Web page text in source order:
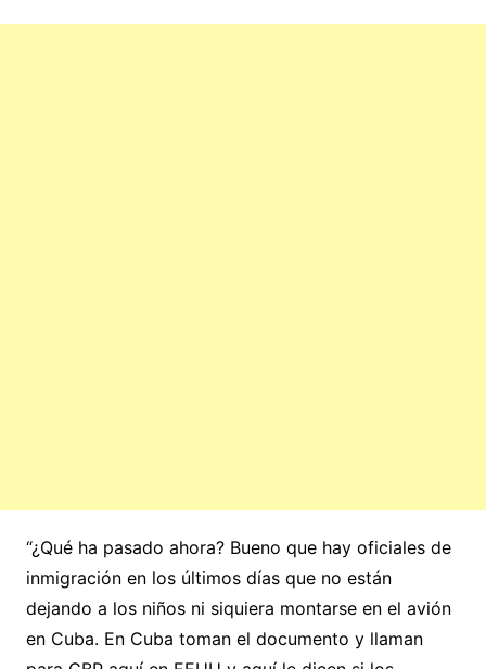
“¿Qué ha pasado ahora? Bueno que hay oficiales de
inmigración en los últimos días que no están
dejando a los niños ni siquiera montarse en el avión
en Cuba. En Cuba toman el documento y llaman